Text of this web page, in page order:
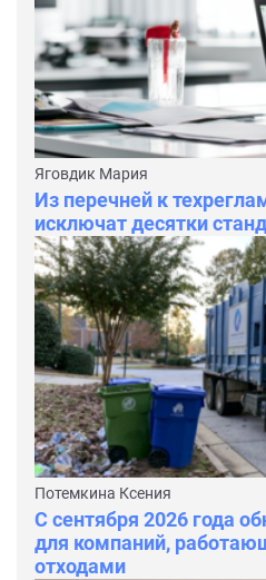
Яговдик Мария
Из перечней к
исключат десятки
Потемкина Ксения
С сентября 2026 года
для компаний,
отходами